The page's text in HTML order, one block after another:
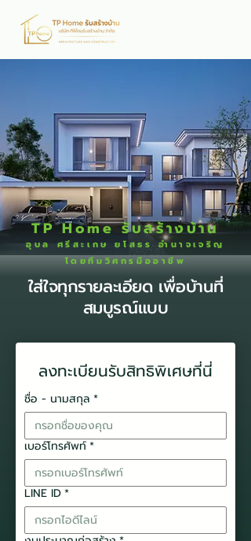
TP Home รับสร้างบ้าน
อุบล ศรีสะเกษ ยโสธร อำนาจเจริญ
โดยทีมวิศกรมืออาชีพ
ใส่ใจทุกรายละเอียด เพื่อบ้านที่
สมบูรณ์แบบ
ลงทะเบียนรับสิทธิพิเศษที่นี่
ชื่อ - นามสกุล *
เบอร์โทรศัพท์*
LINE ID*